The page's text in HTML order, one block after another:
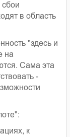
в область
"здесь и
на
Сама эта
-
к